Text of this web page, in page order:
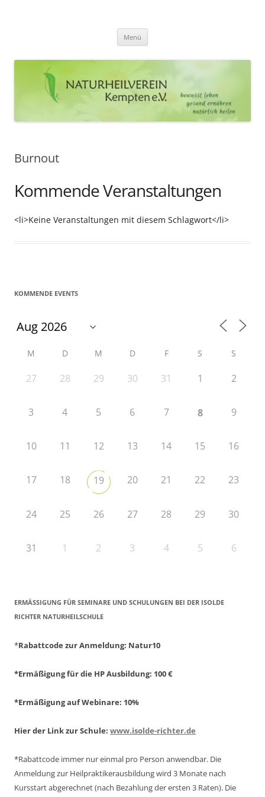
Menü
Burnout
Kommende Veranstaltungen
<li>Keine Veranstaltungen mit diesem Schlagwort</li>
KOMMENDE EVENTS
M D M D F S S
27 28 29 30 31 1 2
3 4 5 6 7 8 9
10 11 12 13 14 15 16
17 18 19 20 21 22 23
24 25 26 27 28 29 30
31 1 2 3 4 5 6
ERMÄSSIGUNG FÜR SEMINARE UND SCHULUNGEN BEI DER ISOLDE R
ICHTER NATURHEILSCHULE
*Rabattcode zur Anmeldung: Natur10
*Ermäßigung für die HP Ausbildung: 100 €
*Ermäßigung auf Webinare: 10%
Hier der Link zur Schule: www.isolde-richter.de
*Rabattcode immer nur einmal pro Person anwendbar. Die
Anmeldung zur Heilpraktikerausbildung wird 3 Monate nach
Kursstart abgerechnet(nach Bezahlung der ersten 3 Raten). Die